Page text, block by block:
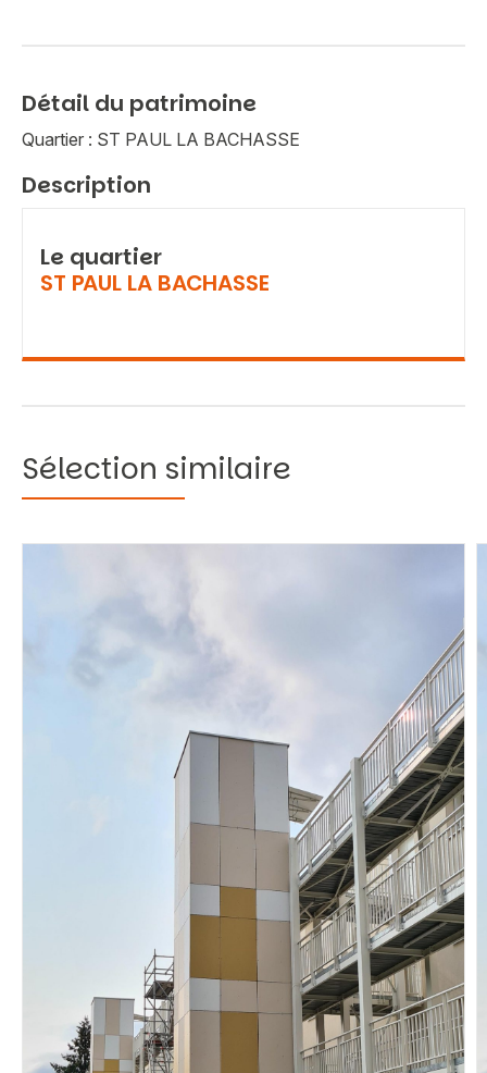
Détail du patrimoine
Quartier : ST PAUL LA BACHASSE
Description
Le quartier
ST PAUL LA BACHASSE
Sélection similaire